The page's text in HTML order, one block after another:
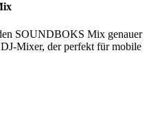
SOUNDBOKS Mix genauer
Mixer, der perfekt für mobile